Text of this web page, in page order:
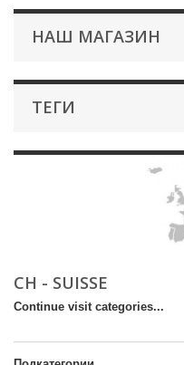
НАШ МАГАЗИН
ТЕГИ
CH - SUISSE
Continue visit categories...